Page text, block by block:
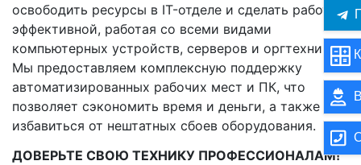
освободить ресурсы в IT-отделе и сделать работу
эффективной, работая со всеми видами
компьютерных устройств, серверов и оргтехники.
Мы предоставляем комплексную поддержку
автоматизированных рабочих мест и ПК, что
позволяет сэкономить время и деньги, а также
избавиться от нештатных сбоев оборудования.
ДОВЕРЬТЕ СВОЮ ТЕХНИКУ ПРОФЕССИОНАЛАМ!